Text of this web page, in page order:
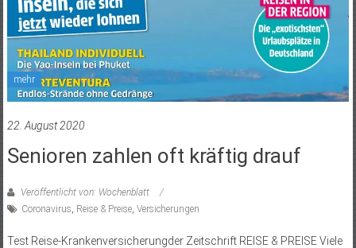
mehr
22. August 2020
Senioren zahlen oft kräftig drauf
Veröffentlicht von: Wochenblatt
Coronavirus Reise & Preise, Versicherungen
Test Reise-Krankenversicherungder Zeitschrift REISE & PREISE Viele